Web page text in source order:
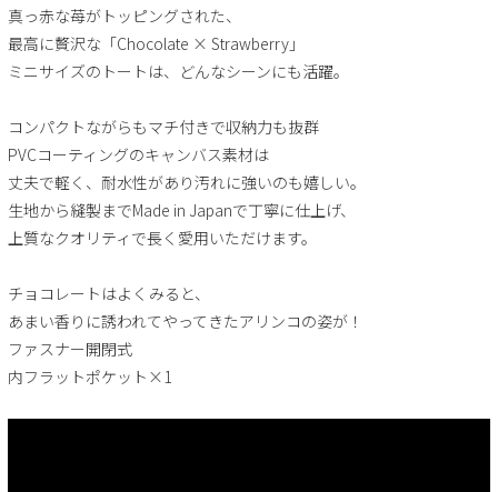
真っ赤な苺がトッピングされた、
最高に贅沢な「Chocolate × Strawberry」
ミニサイズのトートは、どんなシーンにも活躍。
コンパクトながらもマチ付きで収納力も抜群
PVCコーティングのキャンバス素材は
丈夫で軽く、耐水性があり汚れに強いのも嬉しい。
生地から縫製までMade in Japanで丁寧に仕上げ、
上質なクオリティで長く愛用いただけます。
チョコレートはよくみると、
あまい香りに誘われてやってきたアリンコの姿が！
ファスナー開閉式
内フラットポケット×1